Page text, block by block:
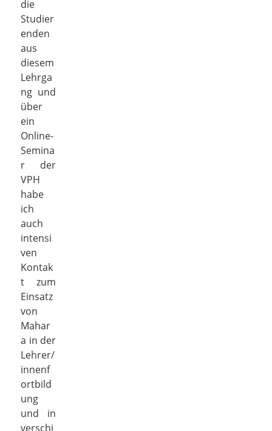
die
Studier
enden
aus
diesem
Lehrga
ng und
über
ein
Online-
Semina
r der
VPH
habe
ich
auch
intensi
ven
Kontak
t zum
Einsatz
von
Mahar
a in der
Lehrer/
innenf
ortbild
ung
und in
verschi